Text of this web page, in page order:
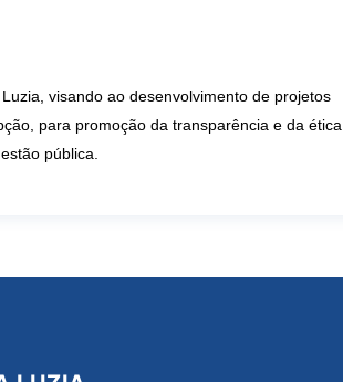
visando ao desenvolvimento de projetos
para promoção da transparência e da ética
pública.